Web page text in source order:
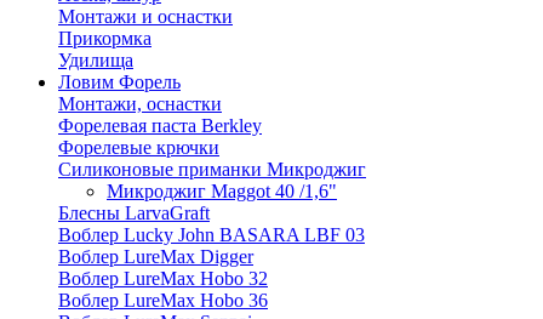
Монтажи и оснастки
Прикормка
Удилища
Ловим Форель
Монтажи, оснастки
Форелевая паста Berkley
Форелевые крючки
Силиконовые приманки Микроджиг
Микроджиг Maggot 40 /1,6"
Блесны LarvaGraft
Воблер Lucky John BASARA LBF 03
Воблер LureMax Digger
Воблер LureMax Hobo 32
Воблер LureMax Hobo 36